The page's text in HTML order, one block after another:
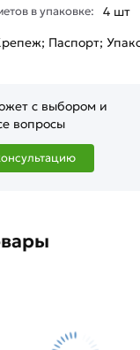
в упаковке: 4 шт
Паспорт;
с выбором и
вопросы